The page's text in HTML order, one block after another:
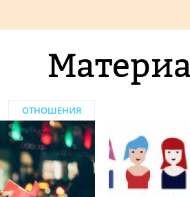
ОТНОШЕНИЯ